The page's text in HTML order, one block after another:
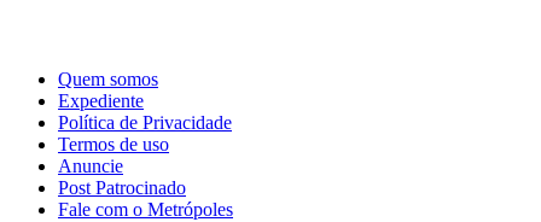
Quem somos
Expediente
Política de Privacidade
Termos de uso
Anuncie
Post Patrocinado
Fale com o Metrópoles